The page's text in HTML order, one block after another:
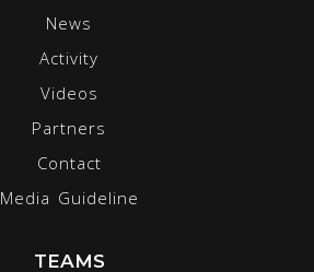
News
Activity
Videos
Partners
Contact
Media Guideline
TEAMS